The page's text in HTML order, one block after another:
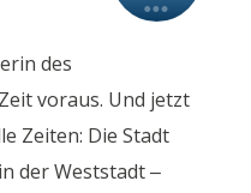
des
voraus. Und jetzt
Zeiten: Die Stadt
der Weststadt –